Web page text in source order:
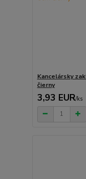
Kancelársky
čierny
3,93 EUR/ks